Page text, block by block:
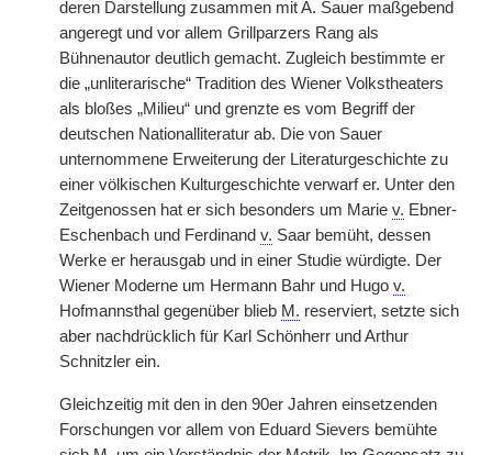
deren Darstellung zusammen mit A. Sauer maßgebend
angeregt und vor allem Grillparzers Rang als
Bühnenautor deutlich gemacht. Zugleich bestimmte er
die „unliterarische“ Tradition des Wiener Volkstheaters
als bloßes „Milieu“ und grenzte es vom Begriff der
deutschen Nationalliteratur ab. Die von Sauer
unternommene Erweiterung der Literaturgeschichte zu
einer völkischen Kulturgeschichte verwarf er. Unter den
Zeitgenossen hat er sich besonders um Marie v. Ebner-
Eschenbach und Ferdinand v. Saar bemüht, dessen
Werke er herausgab und in einer Studie würdigte. Der
Wiener Moderne um Hermann Bahr und Hugo v.
Hofmannsthal gegenüber blieb M. reserviert, setzte sich
aber nachdrücklich für Karl Schönherr und Arthur
Schnitzler ein.
Gleichzeitig mit den in den 90er Jahren einsetzenden
Forschungen vor allem von Eduard Sievers bemühte